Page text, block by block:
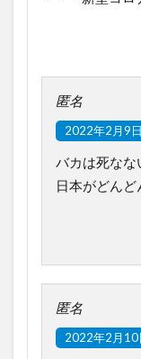
匿名
2022年2月9
バカは死なな
日本がどんど
匿名
2022年2月10